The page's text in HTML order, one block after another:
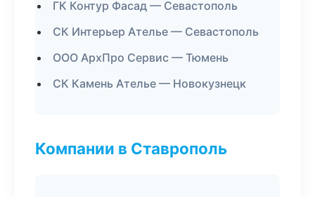
ГК Контур Фасад — Севастополь
СК Интерьер Ателье — Севастополь
ООО АрхПро Сервис — Тюмень
СК Камень Ателье — Новокузнецк
Компании в Ставрополь